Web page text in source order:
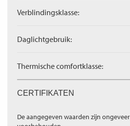
Verblindingsklasse:
Daglichtgebruik:
Thermische comfortklasse:
CERTIFIKATEN
De aangegeven waarden zijn